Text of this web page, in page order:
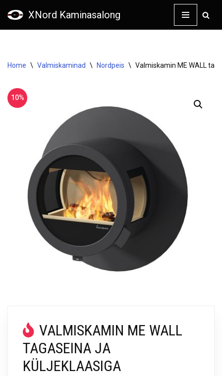
XNord Kaminasalong
Home \ Valmiskaminad \ Nordpeis \ Valmiskamin ME WALL
10%
VALMISKAMIN ME WALL
TAGASEINA JA
KÜLJEKLAASIGA